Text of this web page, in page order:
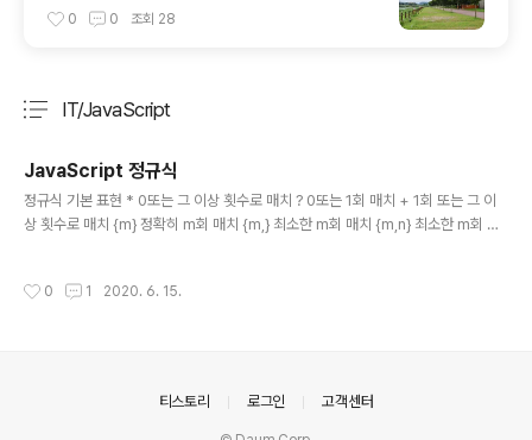
관광 휴양단지 야영장 - 잘 조성된 공원과 저
0 0 조회 28
IT/JavaScript
JavaScript 정규식
정규식 기본 표현 * 0또는 그 이상 횟수로 매치 ? 0또는 1회 매치 + 1회 또는 그 이
상 횟수로 매치 {m} 정확히 m회 매치 {m,} 최소한 m회 매치 {m,n} 최소한 m회 최
아닌것 \s [\t\n\x0B\f\r] 공백 \S [^\s] 공백이 아닌것 \w [a-zA-Z_0-9] 문자 \W
0 1 2020. 6. 15.
티스토리 로그인 고객센터